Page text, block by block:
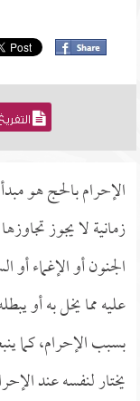
الإحرام بالحج هو
زمانية لا يجوز
الجنون أو الإغماء
عليه مما يخل به أو
بسبب الإحرام، كما
يختار لنفسه عند